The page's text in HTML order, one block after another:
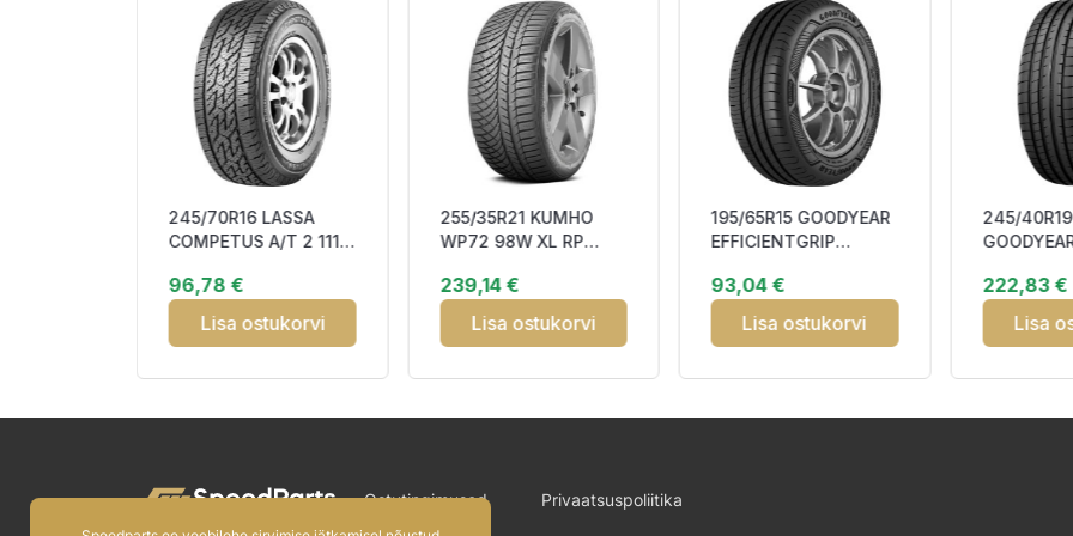
245/70R16 LASSA
COMPETUS A/T 2 111T
M+S
96,78 €
Lisa ostukorvi
255/35R21 KUMHO
WP72 98W XL RP
3PMSF M+S
239,14 €
Lisa ostukorvi
195/65R15 GOODYEAR
EFFICIENTGRIP
BBB70
93,04 €
Lisa ostukorvi
245/40R19
XL (*) FP
222,83 €
Lisa
Ostutingimused Privaatsuspoliitika